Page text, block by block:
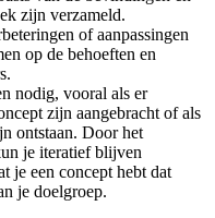
zijn verzameld.
of aanpassingen
op de behoeften en
nodig, vooral als er
zijn aangebracht of als
ontstaan. Door het
je iteratief blijven
je een concept hebt dat
je doelgroep.